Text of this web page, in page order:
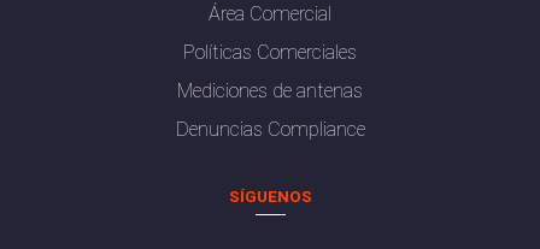
Área Comercial
Políticas Comerciales
Mediciones de antenas
Denuncias Compliance
SÍGUENOS